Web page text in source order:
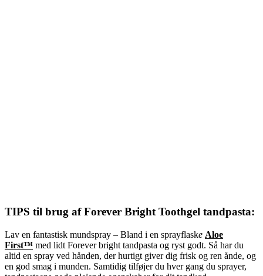
TIPS til brug af Forever Bright Toothgel tandpasta:
Lav en fantastisk mundspray – Bland i en sprayflaske Aloe
First™ med lidt Forever bright tandpasta og ryst godt. Så har du
altid en spray ved hånden, der hurtigt giver dig frisk og ren ånde, og
en god smag i munden. Samtidig tilføjer du hver gang du sprayer,